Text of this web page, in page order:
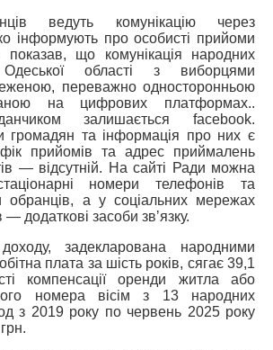
ведуть комунікацію через
інформують про особисті прийоми
показав, що комунікація народних
області з виборцями
переважно односторонньою
на цифрових платформах..
залишається facebook.
громадян та інформація про них є
прийомів та адрес приймалень
— відсутній. На сайті Ради можна
номери телефонів та
обранців, а у соціальних мережах
додаткові засоби звʼязку.
задекларована народними
плата за шість років, сягає 39,1
компенсації оренди житла або
номера вісім з 13 народних
з 2019 року по червень 2025 року